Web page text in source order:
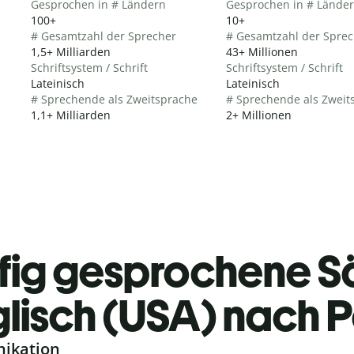
Gesprochen in # Ländern
100+
# Gesamtzahl der Sprecher
1,5+ Milliarden
Schriftsystem / Schrift
Lateinisch
# Sprechende als Zweitsprache
1,1+ Milliarden
Gesprochen in #
10+
# Gesamtzahl der
43+ Millionen
Schriftsystem / Schrift
Lateinisch
# Sprechende als
2+ Millionen
gesprochene
(USA) nach